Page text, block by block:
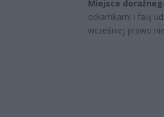
Miejsce
odłamkami i falą
wcześniej prawo